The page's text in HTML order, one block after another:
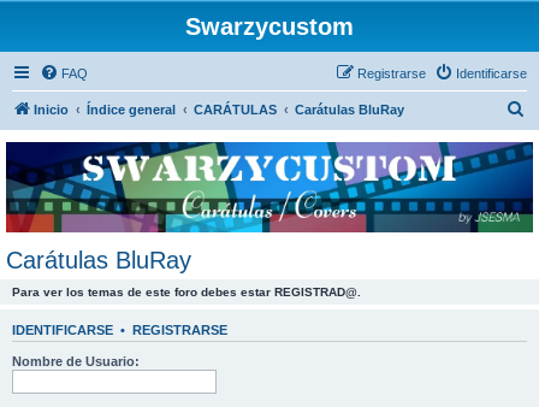
Swarzycustom
FAQ Identificarse
Registrarse
Inicio Índice general CARÁTULAS Carátulas BluRay
c
Carátulas BluRay
Para ver los temas de este foro debes estar REGISTRAD@.
IDENTIFICARSE • REGISTRARSE
Nombre de Usuario: